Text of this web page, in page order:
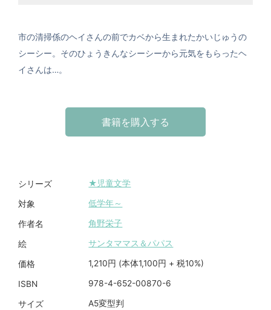
市の清掃係のヘイさんの前でカベから生まれたかいじゅうの
シーシー。そのひょうきんなシーシーから元気をもらったヘ
イさんは…。
書籍を購入する
シリーズ ★児童文学
対象 低学年～
作者名 角野栄子
絵 サンタママス＆パパス
価格 1,210円 (本体1,100円 + 税10%)
ISBN 978-4-652-00870-6
サイズ A5変型判